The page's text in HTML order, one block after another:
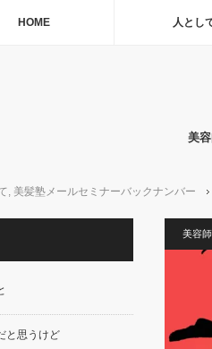
HOME 人と
美
, 美髪塾メールセミナーバックナンバー
美容
と思うけど